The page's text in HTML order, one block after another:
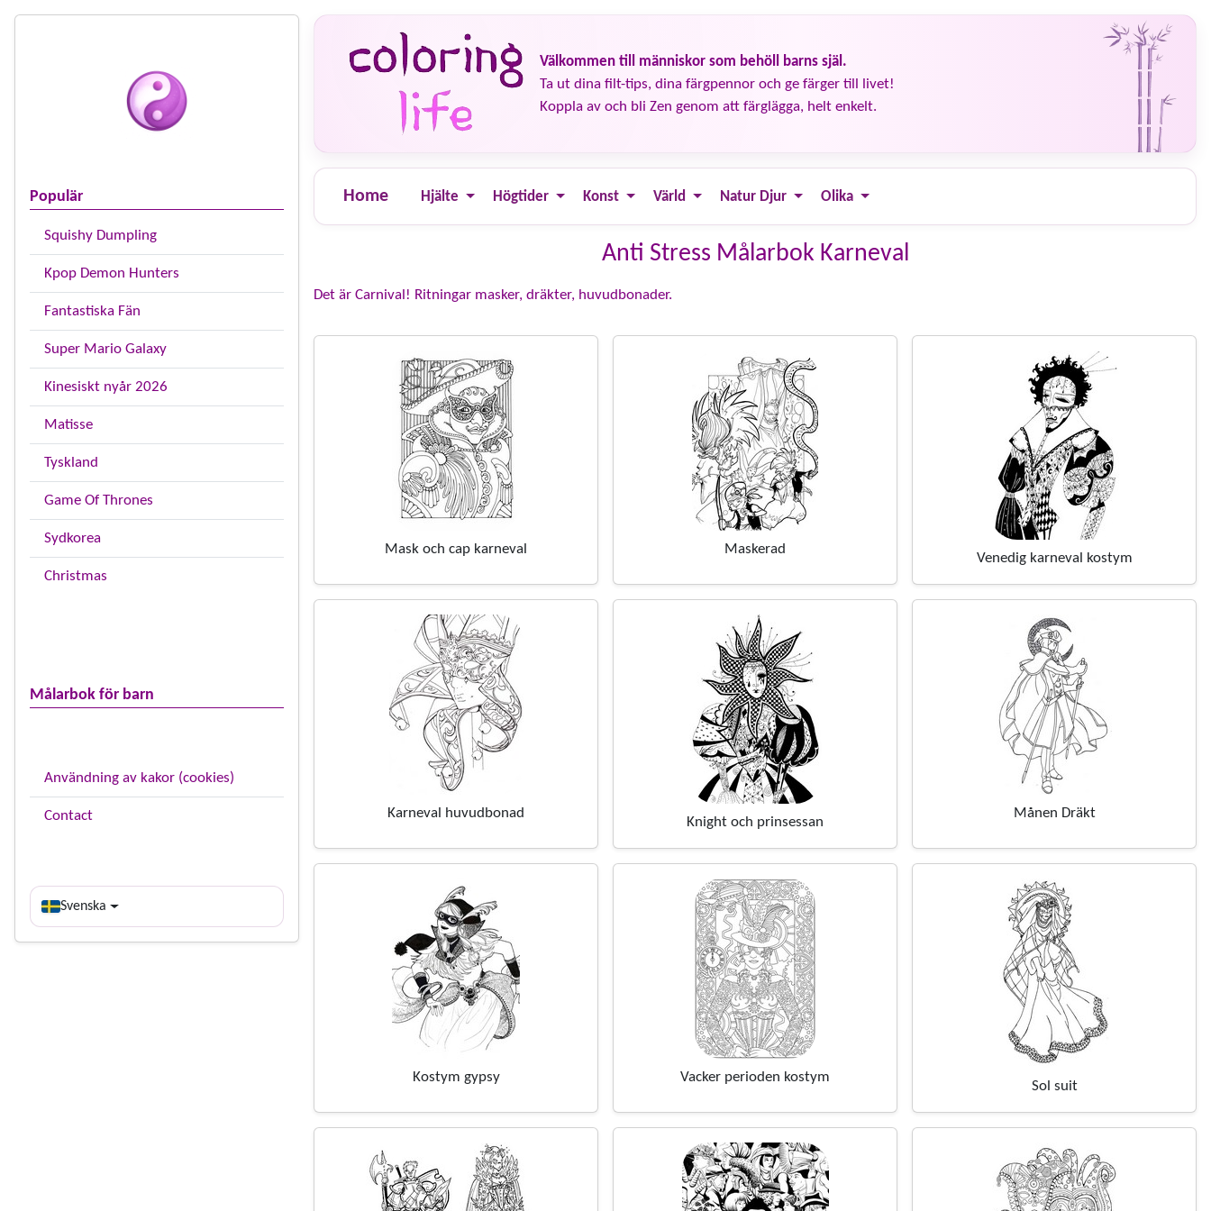
Populär
Squishy Dumpling
Kpop Demon Hunters
Fantastiska Fän
Super Mario Galaxy
Kinesiskt nyår 2026
Matisse
Tyskland
Game Of Thrones
Sydkorea
Christmas
Målarbok för barn
Användning av kakor (cookies)
Contact
Svenska
Välkommen till människor som behöll barns själ.
Ta ut dina filt-tips, dina färgpennor och ge färger till livet!
Koppla av och bli Zen genom att färglägga, helt enkelt.
Home Hjälte Högtider Konst Värld Natur Djur Olika
Anti Stress Målarbok Karneval
Det är Carnival! Ritningar masker, dräkter, huvudbonader.
Mask och cap karneval Maskerad
Venedig karneval kostym
Karneval huvudbonad
Knight och prinsessan
Månen Dräkt
Kostym gypsy Vacker perioden kostym
Sol suit